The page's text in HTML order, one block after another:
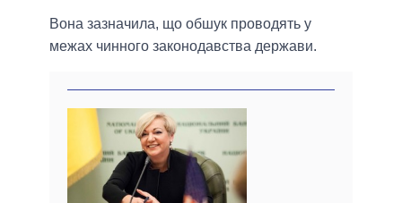
Вона зазначила, що обшук проводять у
межах чинного законодавства держави.